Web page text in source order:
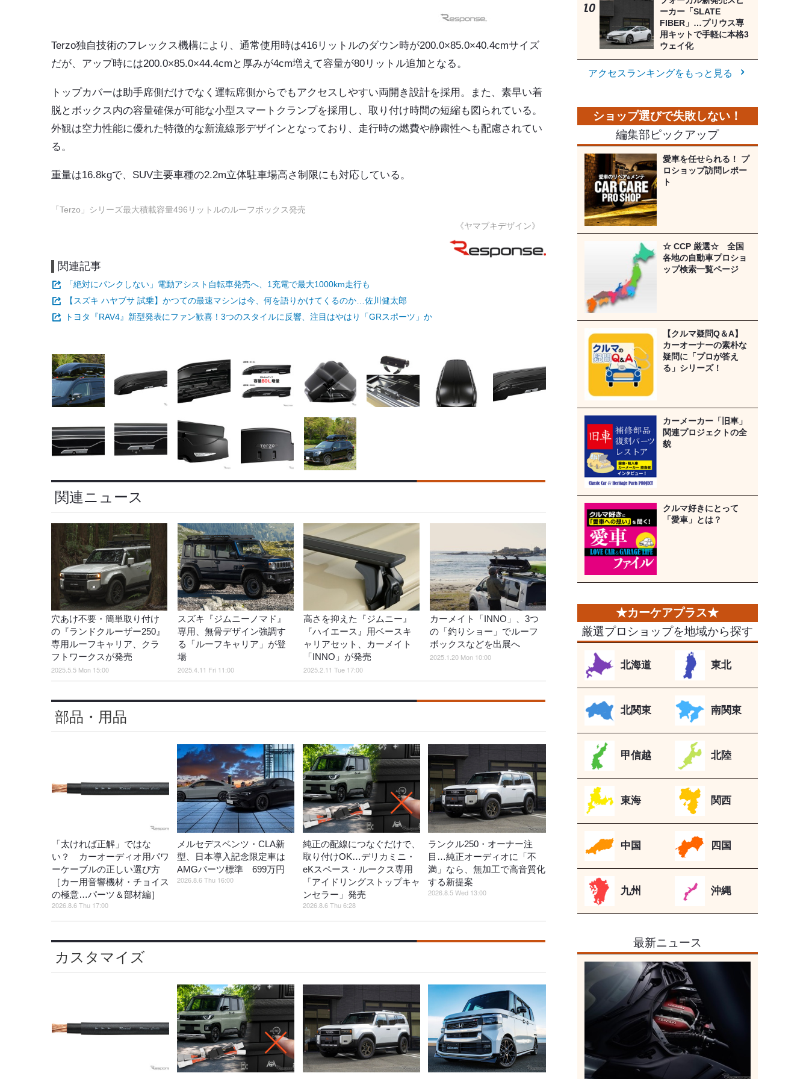
Terzo独自技術のフレックス機構により、通常使用時は416リットルのダウン時が200.0×85.0×40.4cmサイズ
だが、アップ時には200.0×85.0×44.4cmと厚みが4cm増えて容量が80リットル追加となる。
トップカバーは助手席側だけでなく運転席側からでもアクセスしやすい両開き設計を採用。また、素早い着
脱とボックス内の容量確保が可能な小型スマートクランプを採用し、取り付け時間の短縮も図られている。
外観は空力性能に優れた特徴的な新流線形デザインとなっており、走行時の燃費や静粛性へも配慮されてい
る。
重量は16.8kgで、SUV主要車種の2.2m立体駐車場高さ制限にも対応している。
「Terzo」シリーズ最大積載容量496リットルのルーフボックス発売
《ヤマブキデザイン》
関連記事
「絶対にパンクしない」電動アシスト自転車発売へ、1充電で最大1000km走行も
【スズキ ハヤブサ 試乗】かつての最速マシンは今、何を語りかけてくるのか…佐川健太郎
トヨタ『RAV4』新型発表にファン歓喜！3つのスタイルに反響、注目はやはり「GRスポーツ」か
関連ニュース
穴あけ不要・簡単取り付け
の『ランドクルーザー250』
専用ルーフキャリア、クラ
フトワークスが発売
2025.5.5 Mon 15:00
スズキ『ジムニーノマド』
専用、無骨デザイン強調す
る「ルーフキャリア」が登
場
2025.4.11 Fri 11:00
高さを抑えた『ジムニー』
『ハイエース』用ベースキ
ャリアセット、カーメイト
「INNO」が発売
2025.2.11 Tue 17:00
カーメイト「INNO」、3つ
の「釣りショー」でルーフ
ボックスなどを出展へ
2025.1.20 Mon 10:00
部品・用品
「太ければ正解」ではな
い？ カーオーディオ用パワ
ーケーブルの正しい選び方
［カー用音響機材・チョイス
の極意…パーツ＆部材編］
2026.8.6 Thu 17:00
メルセデスベンツ・CLA新
型、日本導入記念限定車は
AMGパーツ標準 699万円
2026.8.6 Thu 16:00
純正の配線につなぐだけで、
取り付けOK…デリカミニ・
eKスペース・ルークス専用
「アイドリングストップキャ
ンセラー」発売
2026.8.6 Thu 6:28
ランクル250・オーナー注
目…純正オーディオに「不
満」なら、無加工で高音質化
する新提案
2026.8.5 Wed 13:00
カスタマイズ
ーカー「SLATE
FIBER」…プリウス専
用キットで手軽に本格3
ウェイ化
アクセスランキングをもっと見る
編集部ピックアップ
愛車を任せられる！ プ
ロショップ訪問レポー
ト
☆ CCP 厳選☆ 全国
各地の自動車プロショ
ップ検索一覧ページ
【クルマ疑問Q＆A】
カーオーナーの素朴な
疑問に「プロが答え
る」シリーズ！
カーメーカー「旧車」
関連プロジェクトの全
貌
クルマ好きにとって
「愛車」とは？
厳選プロショップを地域から探す
北海道 東北
北関東 南関東
甲信越 北陸
東海 関西
中国 四国
九州 沖縄
最新ニュース